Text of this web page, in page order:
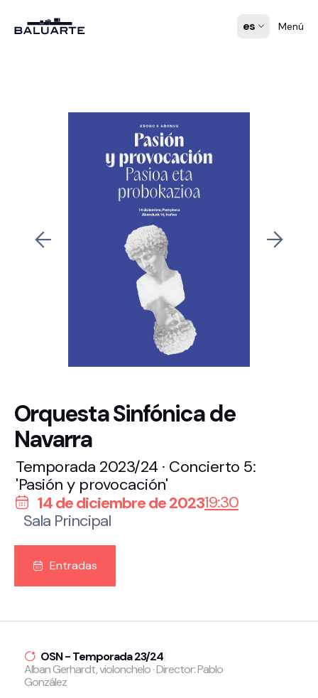
es Menú
Volver al inicio
Orquesta Sinfónica de
Navarra
Temporada 2023/24 · Concierto 5:
'Pasión y provocación'
14 de diciembre de 202319:30
Sala Principal
Entradas
OSN - Temporada 23/24
Alban Gerhardt, violonchelo · Director: Pablo
González